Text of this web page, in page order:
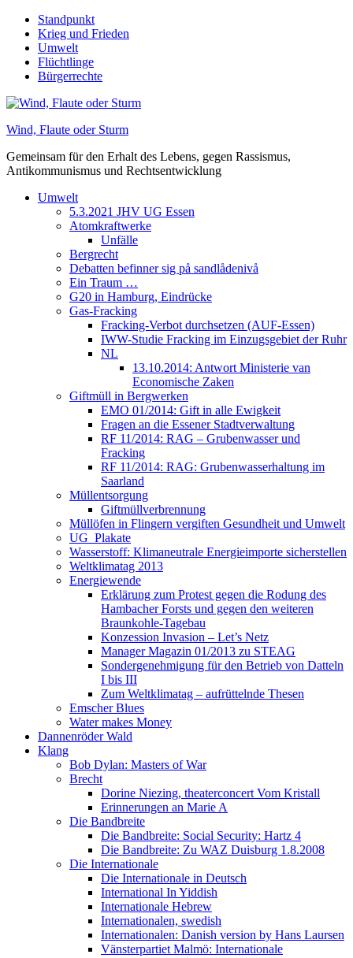
Skip
content
Standpunkt
Krieg und Frieden
Umwelt
Flüchtlinge
Bürgerrechte
Wind, Flaute oder Sturm
Gemeinsam für den Erhalt des Lebens, gegen Rassismus,
Antikommunismus und Rechtsentwicklung
Umwelt
5.3.2021 JHV UG Essen
Atomkraftwerke
Unfälle
Bergrecht
Debatten befinner sig på sandlådenivå
Ein Traum …
G20 in Hamburg, Eindrücke
Gas-Fracking
Fracking-Verbot durchsetzen (AUF-Essen)
IWW-Studie Fracking im Einzugsgebiet der Ruhr
NL
13.10.2014: Antwort Ministerie van
Economische Zaken
Giftmüll in Bergwerken
EMO 01/2014: Gift in alle Ewigkeit
Fragen an die Essener Stadtverwaltung
RF 11/2014: RAG – Grubenwasser und
Fracking
RF 11/2014: RAG: Grubenwasserhaltung im
Saarland
Müllentsorgung
Giftmüllverbrennung
Müllöfen in Flingern vergiften Gesundheit und Umwelt
UG_Plakate
Wasserstoff: Klimaneutrale Energieimporte sicherstellen
Weltklimatag 2013
Energiewende
Erklärung zum Protest gegen die Rodung des
Hambacher Forsts und gegen den weiteren
Braunkohle-Tagebau
Konzession Invasion – Let’s Netz
Manager Magazin 01/2013 zu STEAG
Sondergenehmigung für den Betrieb von Datteln
I bis III
Zum Weltklimatag – aufrüttelnde Thesen
Emscher Blues
Water makes Money
Dannenröder Wald
Klang
Bob Dylan: Masters of War
Brecht
Dorine Niezing, theaterconcert Vom Kristall
Erinnerungen an Marie A
Die Bandbreite
Die Bandbreite: Social Security: Hartz 4
Die Bandbreite: Zu WAZ Duisburg 1.8.2008
Die Internationale
Die Internationale in Deutsch
International In Yiddish
Internationale Hebrew
Internationalen, swedish
Internationalen: Danish version by Hans Laursen
Vänsterpartiet Malmö: Internationale